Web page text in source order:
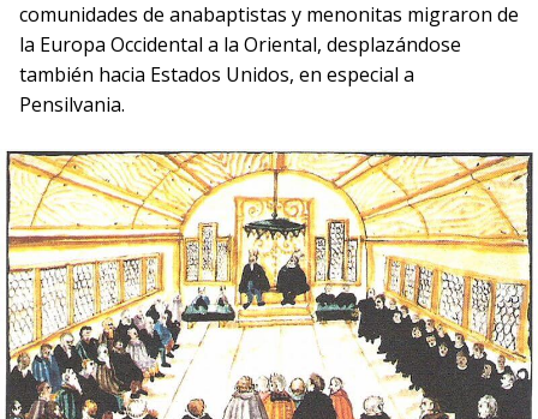
comunidades de anabaptistas y menonitas migraron de
la Europa Occidental a la Oriental, desplazándose
también hacia Estados Unidos, en especial a
Pensilvania.